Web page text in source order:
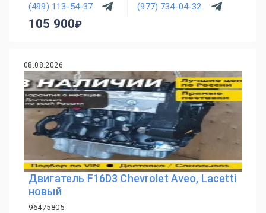
(499) 113-54-37 (977) 734-04-32
105 900
08.08.2026
Двигатель F16D3 Chevrolet Aveo, Lacetti
новый
96475805